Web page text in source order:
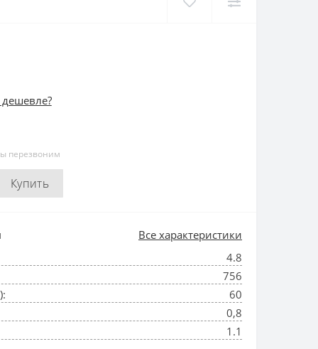
перезвоним
Купить
Все характеристики
4.8
756
60
0,8
1.1